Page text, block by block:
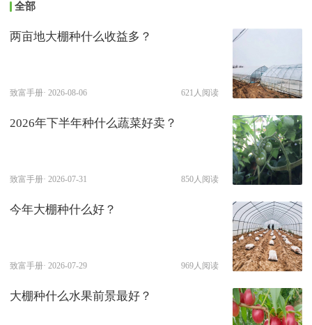
全部
两亩地大棚种什么收益多？
致富手册· 2026-08-06 621人阅读
2026年下半年种什么蔬菜好卖？
致富手册· 2026-07-31 850人阅读
今年大棚种什么好？
致富手册· 2026-07-29 969人阅读
大棚种什么水果前景最好？